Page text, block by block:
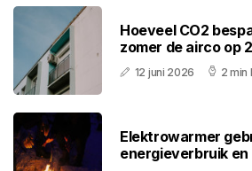
Hoeveel CO2
zomer de airco op
12 juni 2026 2 min
Elektrowarmer
energieverbruik